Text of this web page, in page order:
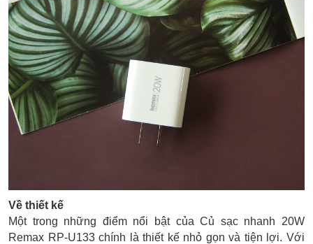
Về thiết kế
Một trong những điểm nổi bật của Củ sạc nhanh 20W
Remax RP-U133 chính là thiết kế nhỏ gọn và tiện lợi. Với